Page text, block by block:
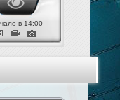
в 14:00